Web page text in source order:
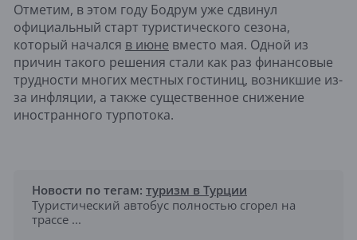
Отметим, в этом году Бодрум уже сдвинул
официальный старт туристического сезона,
который начался в июне вместо мая. Одной из
причин такого решения стали как раз финансовые
трудности многих местных гостиниц, возникшие из-
за инфляции, а также существенное снижение
иностранного турпотока.
Новости по тегам: туризм в Турции
Туристический автобус полностью сгорел на
трассе ...